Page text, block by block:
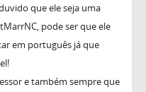
que ele seja uma
pode ser que ele
em português já que
e também sempre que